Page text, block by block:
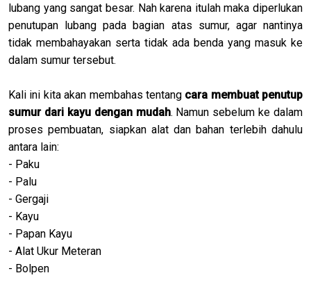
lubang yang sangat besar. Nah karena itulah maka diperlukan
penutupan lubang pada bagian atas sumur, agar nantinya
tidak membahayakan serta tidak ada benda yang masuk ke
dalam sumur tersebut.
Kali ini kita akan membahas tentangcara membuat penutup
sumur dari kayu dengan mudah. Namun sebelum ke dalam
proses pembuatan, siapkan alat dan bahan terlebih dahulu
antara lain:
- Paku
- Palu
- Gergaji
- Kayu
- Papan Kayu
- Alat Ukur Meteran
- Bolpen